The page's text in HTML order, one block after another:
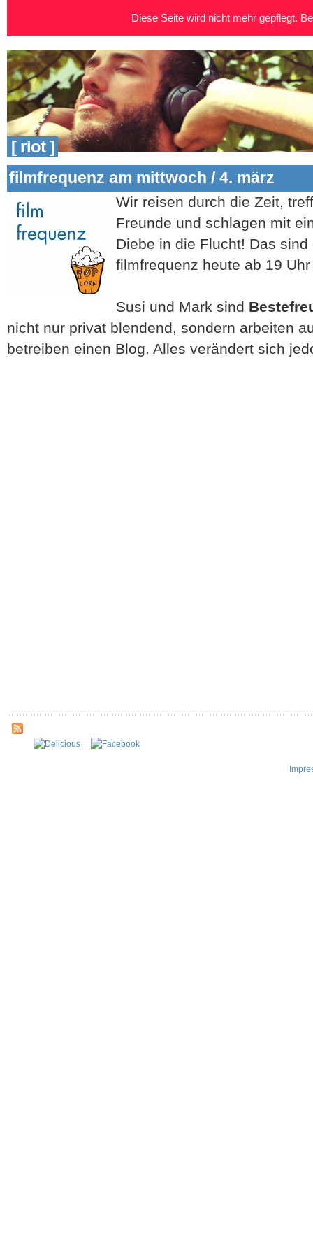
[ riot ]
filmfrequenz am mittwoch / 4. märz
Wir reisen durch die Zeit,
Freunde und schlagen mit
Diebe in die Flucht! Das
filmfrequenz heute ab 19
Susi und Mark sind
nicht nur privat blendend, sondern arbeiten
betreiben einen Blog. Alles verändert sich
Diese Seite wird nicht mehr gepflegt.